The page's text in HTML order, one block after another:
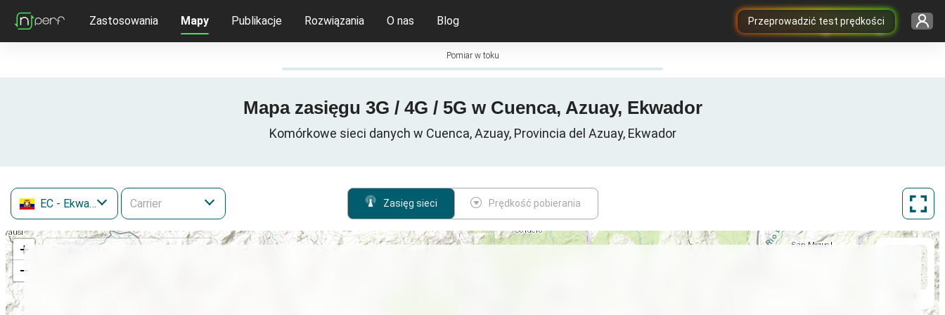
Przeprowadzić test prędkości
Zastosowania Mapy Publikacje Rozwiązania O nas Blog
Pomiar w toku
Mapa zasięgu 3G / 4G / 5G w Cuenca, Azuay, Ekwador
Komórkowe sieci danych w Cuenca, Azuay, Provincia del Azuay, Ekwador
EC - Ekwador Zasięg sieci Prędkość pobierania
+
−